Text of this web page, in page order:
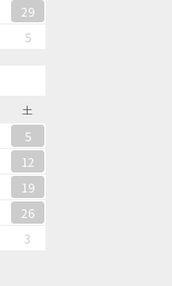
29
5
土
5
12
19
26
3